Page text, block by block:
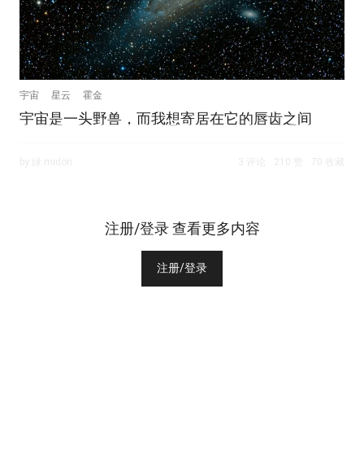
宇宙 星云 霍金
宇宙是一头野兽，而我想寄居在它的唇齿之间
注册/登录 查看更多内容
注册/登录